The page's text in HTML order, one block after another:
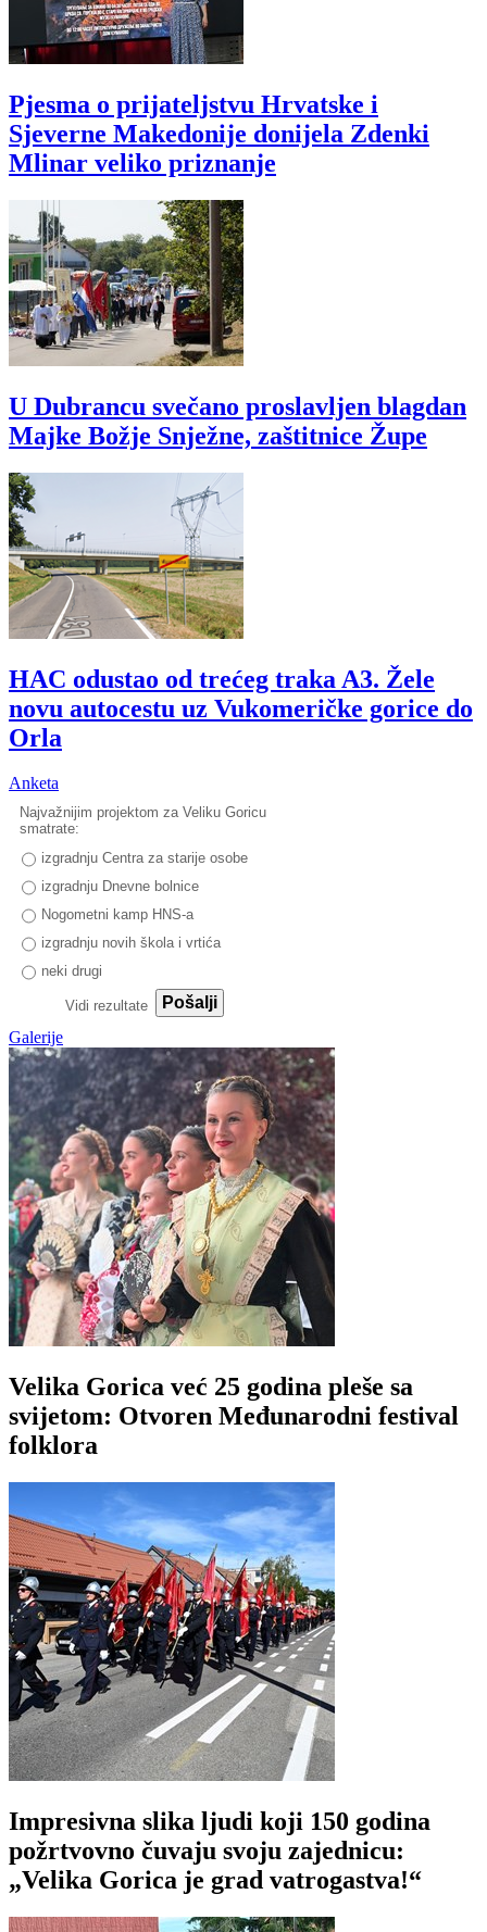
Pjesma o prijateljstvu Hrvatske i
Sjeverne Makedonije donijela Zdenki
Mlinar veliko priznanje
U Dubrancu svečano proslavljen blagdan
Majke Božje Snježne, zaštitnice Župe
HAC odustao od trećeg traka A3. Žele
novu autocestu uz Vukomeričke gorice do
Orla
Anketa
Najvažnijim projektom za Veliku Goricu
smatrate:
izgradnju Centra za starije osobe
izgradnju Dnevne bolnice
Nogometni kamp HNS-a
izgradnju novih škola i vrtića
neki drugi
Vidi rezultate
Pošalji
Galerije
Velika Gorica već 25 godina pleše sa
svijetom: Otvoren Međunarodni festival
folklora
Impresivna slika ljudi koji 150 godina
požrtvovno čuvaju svoju zajednicu:
„Velika Gorica je grad vatrogastva!“